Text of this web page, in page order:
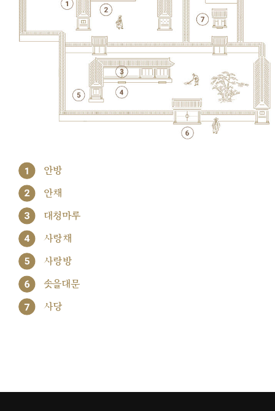
1 안방
2 안채
3 대청마루
4 사랑채
5 사랑방
6 솟을대문
7 사당